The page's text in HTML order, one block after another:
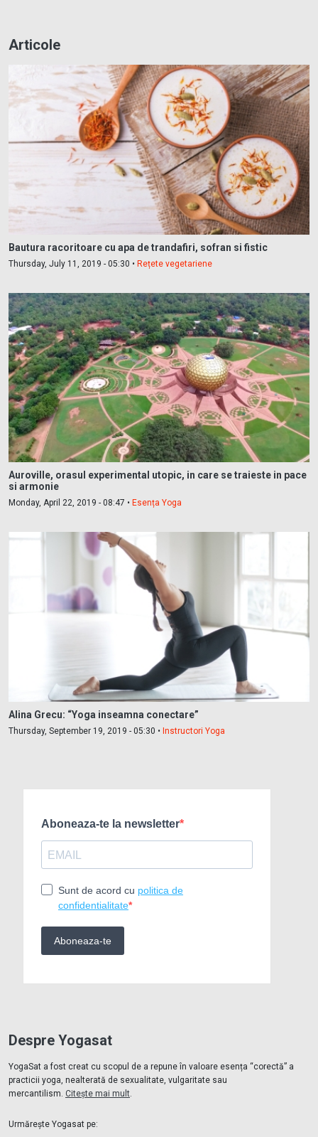
Articole
Bautura racoritoare cu apa de trandafiri, sofran si fistic
Thursday, July 11, 2019 - 05:30 • Rețete vegetariene
Auroville, orasul experimental utopic, in care se traieste in pace
si armonie
Monday, April 22, 2019 - 08:47 • Esența Yoga
Alina Grecu: “Yoga inseamna conectare”
Thursday, September 19, 2019 - 05:30 • Instructori Yoga
Despre Yogasat
YogaSat a fost creat cu scopul de a repune în valoare esența “corectă” a
practicii yoga, nealterată de sexualitate, vulgaritate sau
mercantilism. Citește mai mult
Urmărește Yogasat pe: